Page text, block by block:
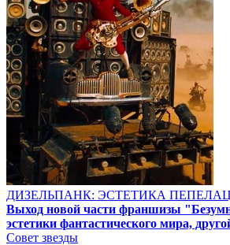
ДИЗЕЛЬПАНК: ЭСТЕТИКА
Выход новой части франшизы
эстетики фантастического мира,
Совет звезды